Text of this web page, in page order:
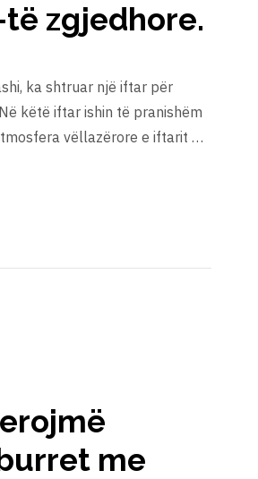
zgjedhore.
ka shtruar një iftar për
këtë iftar ishin të pranishëm
vëllazërore e iftarit …
me